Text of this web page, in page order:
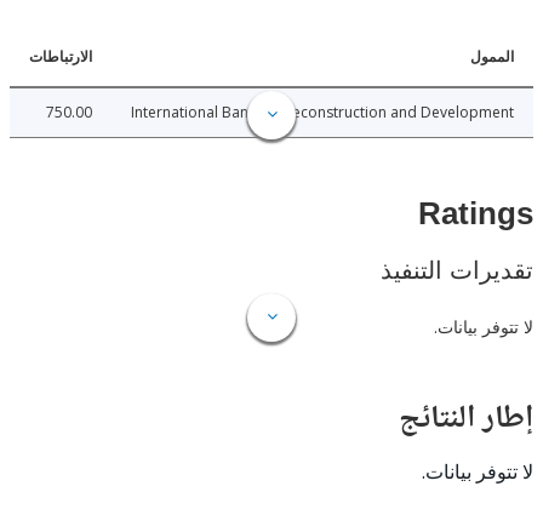
الارتباطات
International Bank for Reconstruction and
750.00
التنفيذ
بيانات.
بيانات.